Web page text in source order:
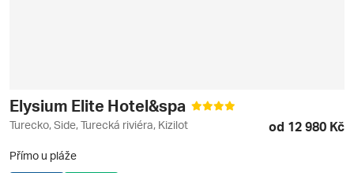
Elysium Elite Hotel&spa
Turecko, Side, Turecká riviéra, Kizilot od 12 980 Kč
Přímo u pláže